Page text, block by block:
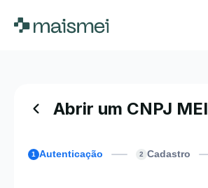
Abrir um CNPJ MEI
1 Autenticação 2 Cadastro